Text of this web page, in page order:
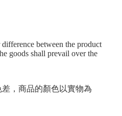
between the product
goods shall prevail over the
，商品的顏色以實物為